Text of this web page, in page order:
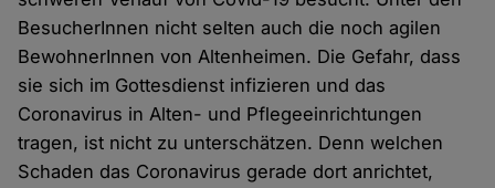
BesucherInnen nicht selten auch die noch agilen
BewohnerInnen von Altenheimen. Die Gefahr, dass
sie sich im Gottesdienst infizieren und das
Coronavirus in Alten- und Pflegeeinrichtungen
tragen, ist nicht zu unterschätzen. Denn welchen
Schaden das Coronavirus gerade dort anrichtet,